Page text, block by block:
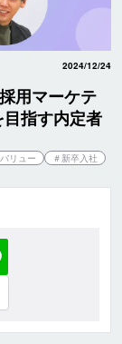
2024/12/24
用マーケテ
指す内定者
バリュー ＃新卒入社